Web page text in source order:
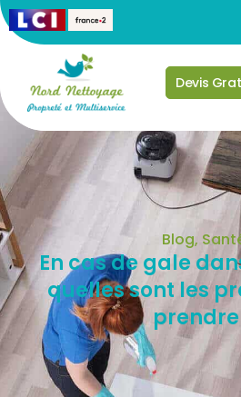
Devis
Blog,
En cas de gale
quelles sont les
prendre